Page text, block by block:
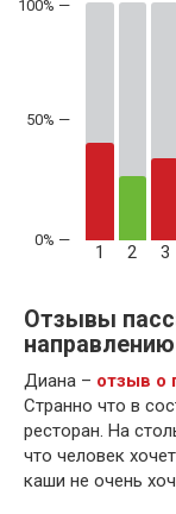
50% —
1 2 3
Отзывы
направлению
Диана – отзыв о
Странно что в
ресторан. На
что человек
каши не очень